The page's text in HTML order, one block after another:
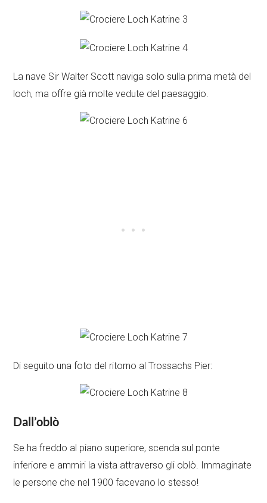
La nave Sir Walter Scott naviga solo sulla prima metà del
loch, ma offre già molte vedute del paesaggio.
Di seguito una foto del ritorno al Trossachs Pier:
Dall’oblò
Se ha freddo al piano superiore, scenda sul ponte
inferiore e ammiri la vista attraverso gli oblò. Immaginate
le persone che nel 1900 facevano lo stesso!